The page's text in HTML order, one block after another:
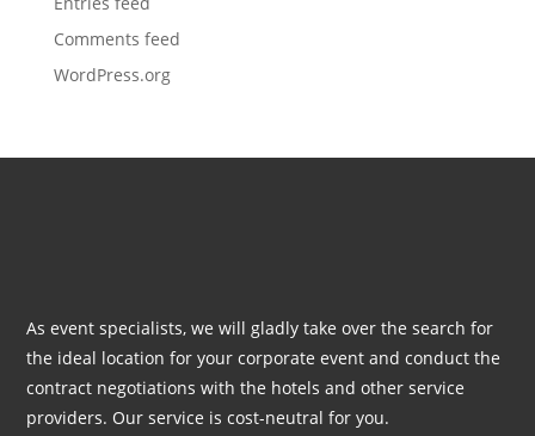
Comments feed
WordPress.org
As event specialists, we will gladly take over the search for
the ideal location for your corporate event and conduct the
contract negotiations with the hotels and other service
providers. Our service is cost-neutral for you.